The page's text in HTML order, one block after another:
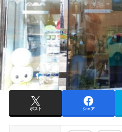
ポスト シェア